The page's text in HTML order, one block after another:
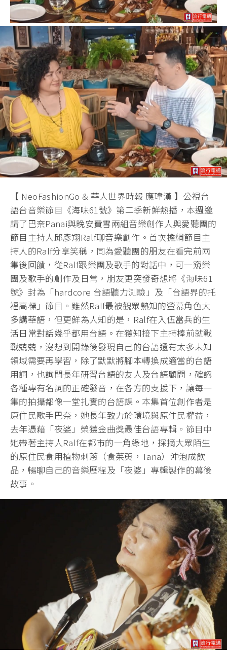
【 NeoFashionGo & 華人世界時報 應瑋漢 】公視台
語台音樂節目《海味61號》第二季新鮮熱播，本週邀
請了巴奈Panai與晚安費雪兩組音樂創作人與愛聽團的
節目主持人邱彥翔Ralf聊音樂創作。首次擔綱節目主
持人的Ralf分享笑稱，同為愛聽團的朋友在看完前兩
集後回饋，從Ralf跟樂團及歌手的對話中，可一窺樂
團及歌手的創作及日常，朋友更突發奇想將《海味61
號》封為「hardcore 台語聽力測驗」及「台語界的托
福高標」節目。雖然Ralf最被觀眾熟知的螢幕角色大
多講華語，但更鮮為人知的是，Ralf在入伍當兵的生
活日常對話幾乎都用台語。在獲知接下主持棒前就戰
戰兢兢，沒想到開錄後發現自己的台語還有太多未知
領域需要再學習，除了默默將腳本轉換成適當的台語
用詞，也詢問長年研習台語的友人及台語顧問，確認
各種專有名詞的正確發音，在各方的支援下，讓每一
集的拍攝都像一堂扎實的台語課。本集首位創作者是
原住民歌手巴奈，她長年致力於環境與原住民權益，
去年憑藉「夜婆」榮獲金曲獎最佳台語專輯。節目中
她帶著主持人Ralf在都市的一角綠地，採摘大眾陌生
的原住民食用植物刺蔥（食茱萸，Tana）沖泡成飲
品，暢聊自己的音樂歷程及「夜婆」專輯製作的幕後
故事。